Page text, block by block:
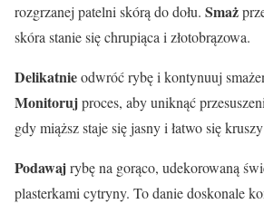
rozgrzanej patelni skórą do dołu. Smaż
skóra stanie się chrupiąca i złotobrązowa.
Delikatnieodwróć rybę i kontynuuj
Monitorujproces, aby uniknąć
gdy miąższ staje się jasny i łatwo się
Podawajrybę na gorąco, udekorowaną
plasterkami cytryny. To danie doskonale